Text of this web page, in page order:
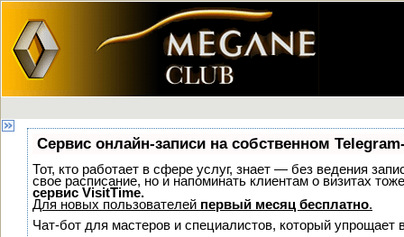
Сервис онлайн-записи на собственном
Тот, кто работает в сфере услуг, знает — без ведения
свое расписание, но и напоминать клиентам о визитах
сервис VisitTime.
Для новых пользователей первый месяц бесплатно.
Чат-бот для мастеров и специалистов, который упрощает